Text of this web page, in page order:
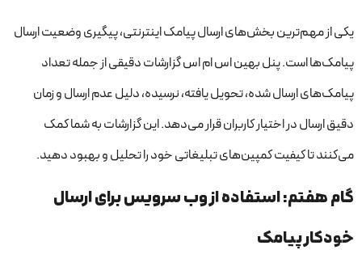
یکی از مهم‌ترین بخش‌های ارسال پیامک اینترنتی، پیگیری وضعیت ارسال
پیامک‌ها است. پنل بهین اس ام اس گزارشات دقیقی از جمله تعداد
پیامک‌های ارسال شده، تحویل یافته، نرسیده، دلیل عدم ارسال و زمان
دقیق ارسال در اختیار کاربران قرار می‌دهد. این گزارشات به شما کمک
می‌کنند تا کیفیت کمپین‌های تبلیغاتی خود را تحلیل و بهبود دهید.
گام هفتم: استفاده از وب سرویس برای ارسال
خودکار پیامک